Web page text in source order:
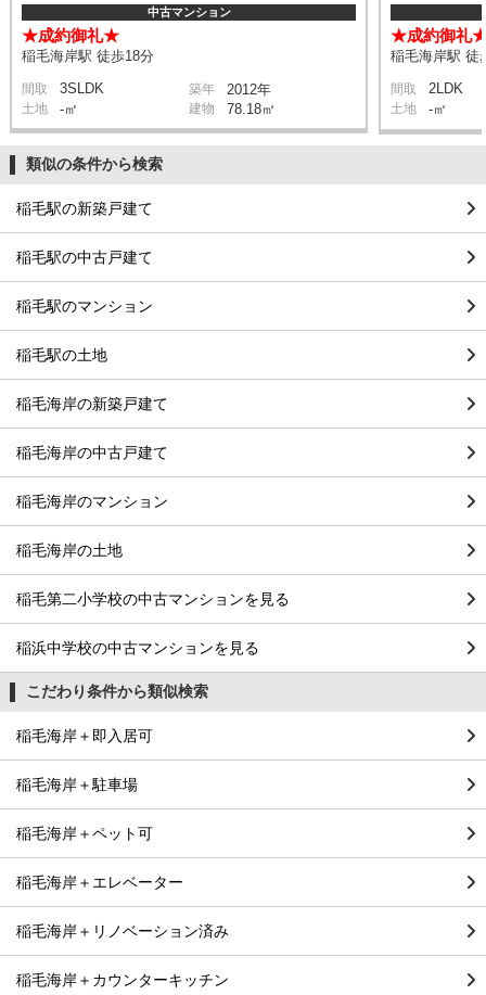
中古マンション
★成約御礼★
稲毛海岸駅 徒歩18分
間取 3SLDK 築年 2012年
土地 -㎡ 建物 78.18㎡
★成約御礼
稲毛海岸駅 徒
間取 2LDK
土地 -㎡
類似の条件から検索
稲毛駅の新築戸建て
稲毛駅の中古戸建て
稲毛駅のマンション
稲毛駅の土地
稲毛海岸の新築戸建て
稲毛海岸の中古戸建て
稲毛海岸のマンション
稲毛海岸の土地
稲毛第二小学校の中古マンションを見る
稲浜中学校の中古マンションを見る
こだわり条件から類似検索
稲毛海岸＋即入居可
稲毛海岸＋駐車場
稲毛海岸＋ペット可
稲毛海岸＋エレベーター
稲毛海岸＋リノベーション済み
稲毛海岸＋カウンターキッチン